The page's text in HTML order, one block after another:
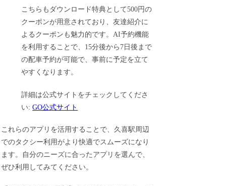
こちらもダウンロード特典として500円の
クーポンが用意されており、友達紹介に
よるクーポンも魅力的です。AI予約機能
を利用することで、15分後から7日後まで
の配車予約が可能で、事前に予定を立て
やすくなります。
詳細は公式サイトをチェックしてくださ
い:GO公式サイト
これらのアプリを活用することで、久喜駅周辺
でのタクシー利用がより快適でスムーズになり
ます。自分のニーズに合ったアプリを選んで、
ぜひ利用してみてください。